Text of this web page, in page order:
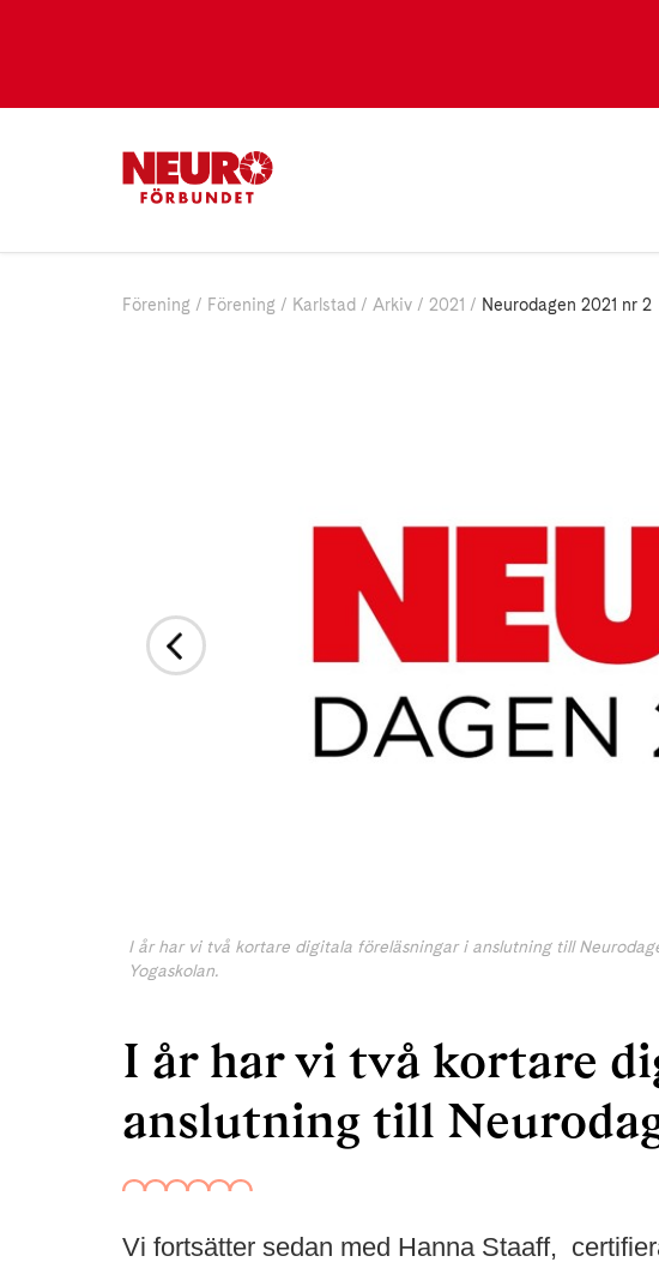
Förening Förening Karlstad Arkiv 2021 Neurodagen 2021 nr 2
I år har vi två kortare digitala föreläsningar i anslutning till
Yogaskolan.
I år har vi två kortare
anslutning till
Vi fortsätter sedan med Hanna Staaff,